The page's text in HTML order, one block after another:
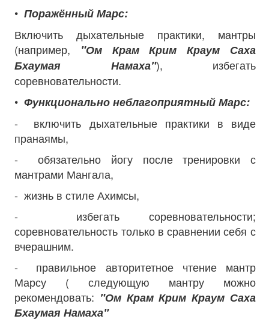
•Поражённый Марс:
Включить дыхательные практики, мантры
(например, "Ом Крам Крим Краум Саха
Бхаумая Намаха"), избегать
соревновательности.
•Функционально неблагоприятный Марс:
- включить дыхательные практики в виде
пранаямы,
- обязательно йогу после тренировки с
мантрами Мангала,
- жизнь в стиле Ахимсы,
- избегать соревновательности;
соревновательность только в сравнении себя с
вчерашним.
- правильное авторитетное чтение мантр
Марсу ( следующую мантру можно
рекомендовать: "Ом Крам Крим Краум Саха
Бхаумая Намаха"